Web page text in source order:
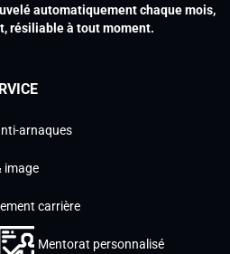
automatiquement chaque mois,
résiliable à tout moment.
arnaques
image
carrière
Mentorat personnalisé